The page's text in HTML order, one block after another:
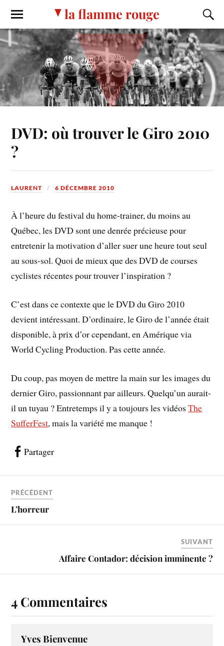
la flamme rouge
DVD: où trouver le Giro 2010
?
LAURENT 6 DÉCEMBRE 2010
À l’heure du festival du home-trainer, du moins au
Québec, les DVD sont une denrée précieuse pour
entretenir la motivation d’aller suer une heure tout seul
au sous-sol. Quoi de mieux que des DVD de courses
cyclistes récentes pour trouver l’inspiration ?
C’est dans ce contexte que le DVD du Giro 2010
devient intéressant. D’ordinaire, le Giro de l’année était
disponible, à prix d’or cependant, en Amérique via
World Cycling Production. Pas cette année.
Du coup, pas moyen de mettre la main sur les images du
dernier Giro, passionnant par ailleurs. Quelqu’un aurait-
il un tuyau ? Entretemps il y a toujours les vidéosThe
SufferFest, mais la variété me manque !
Partager
PRÉCÉDENT
L’horreur
SUIVANT
Affaire Contador: décision imminente ?
4 Commentaires
Yves Bienvenue